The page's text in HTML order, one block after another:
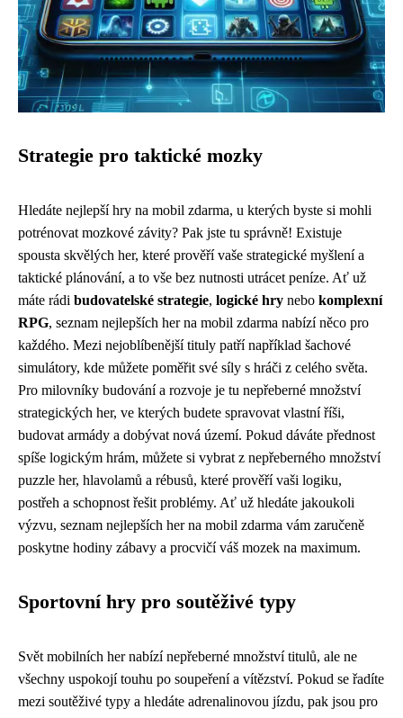
Strategie pro taktické mozky
Hledáte nejlepší hry na mobil zdarma, u kterých byste si mohli
potrénovat mozkové závity? Pak jste tu správně! Existuje
spousta skvělých her, které prověří vaše strategické myšlení a
taktické plánování, a to vše bez nutnosti utrácet peníze. Ať už
máte rádi budovatelské strategie, logické hry nebo komplexní
RPG, seznam nejlepších her na mobil zdarma nabízí něco pro
každého. Mezi nejoblíbenější tituly patří například šachové
simulátory, kde můžete poměřit své síly s hráči z celého světa.
Pro milovníky budování a rozvoje je tu nepřeberné množství
strategických her, ve kterých budete spravovat vlastní říši,
budovat armády a dobývat nová území. Pokud dáváte přednost
spíše logickým hrám, můžete si vybrat z nepřeberného množství
puzzle her, hlavolamů a rébusů, které prověří vaši logiku,
postřeh a schopnost řešit problémy. Ať už hledáte jakoukoli
výzvu, seznam nejlepších her na mobil zdarma vám zaručeně
poskytne hodiny zábavy a procvičí váš mozek na maximum.
Sportovní hry pro soutěživé typy
Svět mobilních her nabízí nepřeberné množství titulů, ale ne
všechny uspokojí touhu po soupeření a vítězství. Pokud se řadíte
mezi soutěživé typy a hledáte adrenalinovou jízdu, pak jsou pro